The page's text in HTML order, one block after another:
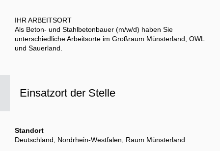
IHR ARBEITSORT
Als Beton- und Stahlbetonbauer (m/w/d) haben Sie
unterschiedliche Arbeitsorte im Großraum Münsterland, OWL
und Sauerland.
Einsatzort der Stelle
Standort
Deutschland, Nordrhein-Westfalen, Raum Münsterland